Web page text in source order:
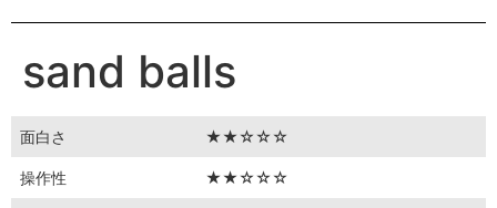
sand balls
面白さ ★★☆☆☆
操作性 ★★☆☆☆